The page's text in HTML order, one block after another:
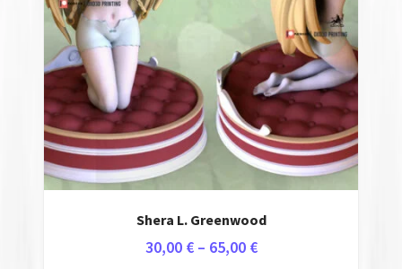
Shera L. Greenwood
30,00 € – 65,00 €